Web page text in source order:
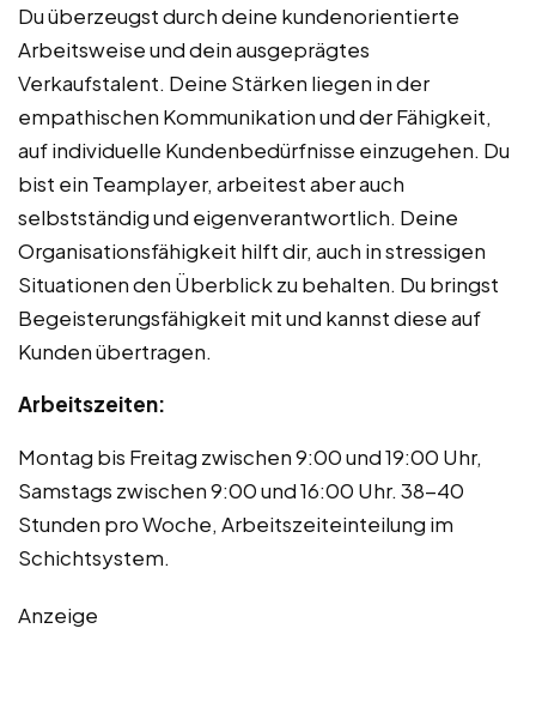
Du überzeugst durch deine kundenorientierte
Arbeitsweise und dein ausgeprägtes
Verkaufstalent. Deine Stärken liegen in der
empathischen Kommunikation und der Fähigkeit,
auf individuelle Kundenbedürfnisse einzugehen. Du
bist ein Teamplayer, arbeitest aber auch
selbstständig und eigenverantwortlich. Deine
Organisationsfähigkeit hilft dir, auch in stressigen
Situationen den Überblick zu behalten. Du bringst
Begeisterungsfähigkeit mit und kannst diese auf
Kunden übertragen.
Arbeitszeiten:
Montag bis Freitag zwischen 9:00 und 19:00 Uhr,
Samstags zwischen 9:00 und 16:00 Uhr. 38-40
Stunden pro Woche, Arbeitszeiteinteilung im
Schichtsystem.
Anzeige